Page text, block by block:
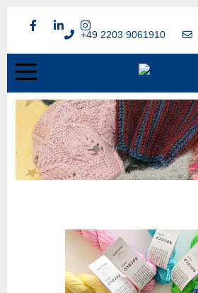
+49 2203 9061910